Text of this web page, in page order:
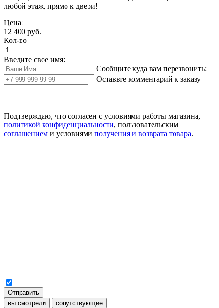
любой этаж, прямо к двери!
Цена:
12 400 руб.
Кол-во
Введите свое имя:
Сообщите куда вам перезвонить:
Оставьте комментарий к заказу
Подтверждаю, что согласен с условиями работы магазина,
политикой конфиденциальности, пользовательским
соглашением и условиями получения и возврата товара.
Отправить
вы смотрели
сопутствующие